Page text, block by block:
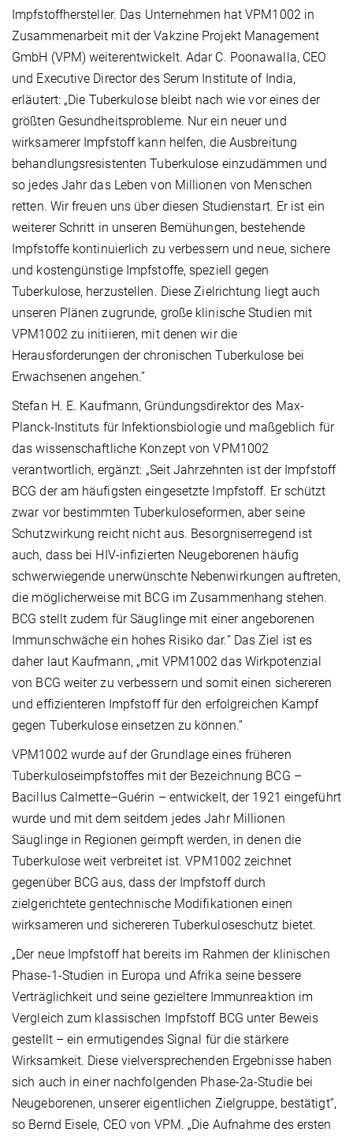
Impfstoffhersteller. Das Unternehmen hat VPM1002 in
Zusammenarbeit mit der Vakzine Projekt Management
GmbH (VPM) weiterentwickelt. Adar C. Poonawalla, CEO
und Executive Director des Serum Institute of India,
erläutert: „Die Tuberkulose bleibt nach wie vor eines der
größten Gesundheitsprobleme. Nur ein neuer und
wirksamerer Impfstoff kann helfen, die Ausbreitung
behandlungsresistenten Tuberkulose einzudämmen und
so jedes Jahr das Leben von Millionen von Menschen
retten. Wir freuen uns über diesen Studienstart. Er ist ein
weiterer Schritt in unseren Bemühungen, bestehende
Impfstoffe kontinuierlich zu verbessern und neue, sichere
und kostengünstige Impfstoffe, speziell gegen
Tuberkulose, herzustellen. Diese Zielrichtung liegt auch
unseren Plänen zugrunde, große klinische Studien mit
VPM1002 zu initiieren, mit denen wir die
Herausforderungen der chronischen Tuberkulose bei
Erwachsenen angehen.”
Stefan H. E. Kaufmann, Gründungsdirektor des Max-
Planck-Instituts für Infektionsbiologie und maßgeblich für
das wissenschaftliche Konzept von VPM1002
verantwortlich, ergänzt: „Seit Jahrzehnten ist der Impfstoff
BCG der am häufigsten eingesetzte Impfstoff. Er schützt
zwar vor bestimmten Tuberkuloseformen, aber seine
Schutzwirkung reicht nicht aus. Besorgniserregend ist
auch, dass bei HIV-infizierten Neugeborenen häufig
schwerwiegende unerwünschte Nebenwirkungen auftreten,
die möglicherweise mit BCG im Zusammenhang stehen.
BCG stellt zudem für Säuglinge mit einer angeborenen
Immunschwäche ein hohes Risiko dar.” Das Ziel ist es
daher laut Kaufmann, „mit VPM1002 das Wirkpotenzial
von BCG weiter zu verbessern und somit einen sichereren
und effizienteren Impfstoff für den erfolgreichen Kampf
gegen Tuberkulose einsetzen zu können.”
VPM1002 wurde auf der Grundlage eines früheren
Tuberkuloseimpfstoffes mit der Bezeichnung BCG –
Bacillus Calmette–Guérin – entwickelt, der 1921 eingeführt
wurde und mit dem seitdem jedes Jahr Millionen
Säuglinge in Regionen geimpft werden, in denen die
Tuberkulose weit verbreitet ist. VPM1002 zeichnet
gegenüber BCG aus, dass der Impfstoff durch
zielgerichtete gentechnische Modifikationen einen
wirksameren und sichereren Tuberkuloseschutz bietet.
„Der neue Impfstoff hat bereits im Rahmen der klinischen
Phase-1-Studien in Europa und Afrika seine bessere
Verträglichkeit und seine gezieltere Immunreaktion im
Vergleich zum klassischen Impfstoff BCG unter Beweis
gestellt – ein ermutigendes Signal für die stärkere
Wirksamkeit. Diese vielversprechenden Ergebnisse haben
sich auch in einer nachfolgenden Phase-2a-Studie bei
Neugeborenen, unserer eigentlichen Zielgruppe, bestätigt”,
so Bernd Eisele, CEO von VPM. „Die Aufnahme des ersten